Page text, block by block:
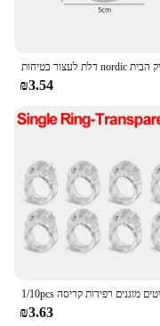
₪3.54
₪3.63